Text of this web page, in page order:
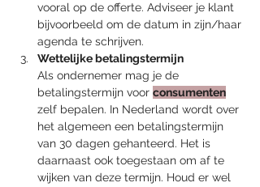
vooral op de offerte. Adviseer je klant
bijvoorbeeld om de datum in zijn/haar
agenda te schrijven.
Wettelijke betalingstermijn
Als ondernemer mag je de
betalingstermijn voor consumenten
zelf bepalen. In Nederland wordt over
het algemeen een betalingstermijn
van 30 dagen gehanteerd. Het is
daarnaast ook toegestaan om af te
wijken van deze termijn. Houd er wel